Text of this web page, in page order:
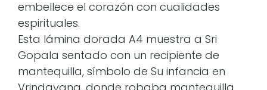
embellece el corazón con cualidades
espirituales.
Esta lámina dorada A4 muestra a Sri
Gopala sentado con un recipiente de
mantequilla, símbolo de Su infancia en